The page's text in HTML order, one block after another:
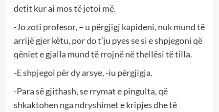
detit kur ai mos të jetoi më.
-Jo zoti profesor, – u përgjigj kapideni, nuk mund të
arrijë gjer këtu, por do t’ju pyes se si e shpjegoni që
qëniet e gjalla mund të rrojnë në thellësi të tilla.
-E shpjegoi për dy arsye, -iu përgjigja.
-Para së gjithash, se rrymat e pingulta, që
shkaktohen nga ndryshimet e kripjes dhe të